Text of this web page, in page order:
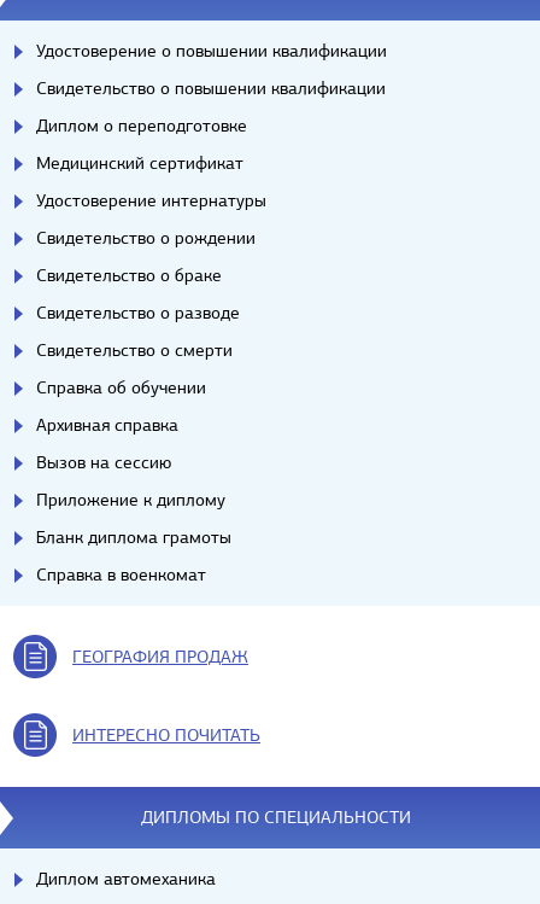
Удостоверение о повышении квалификации
Свидетельство о повышении квалификации
Диплом о переподготовке
Медицинский сертификат
Удостоверение интернатуры
Свидетельство о рождении
Свидетельство о браке
Свидетельство о разводе
Свидетельство о смерти
Справка об обучении
Архивная справка
Вызов на сессию
Приложение к диплому
Бланк диплома грамоты
Справка в военкомат
ГЕОГРАФИЯ ПРОДАЖ
ИНТЕРЕСНО ПОЧИТАТЬ
ДИПЛОМЫ ПО СПЕЦИАЛЬНОСТИ
Диплом автомеханика